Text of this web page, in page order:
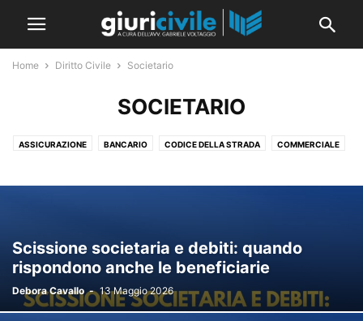
Home Diritto Civile Societario
SOCIETARIO
ASSICURAZIONE BANCARIO CODICE DELLA STRADA COMMERCIALE
GARANZIE GDPR E PRIVACY LAVORO OBBLIGAZIONI E CONTRATTI
SOCIETARIO SUCCESSIONI TITOLI DI CREDITO TRIBUTARIO
TUTELARE
Scissione societaria e debiti: quando
rispondono anche le beneficiarie
Debora Cavallo - 13 Maggio 2026